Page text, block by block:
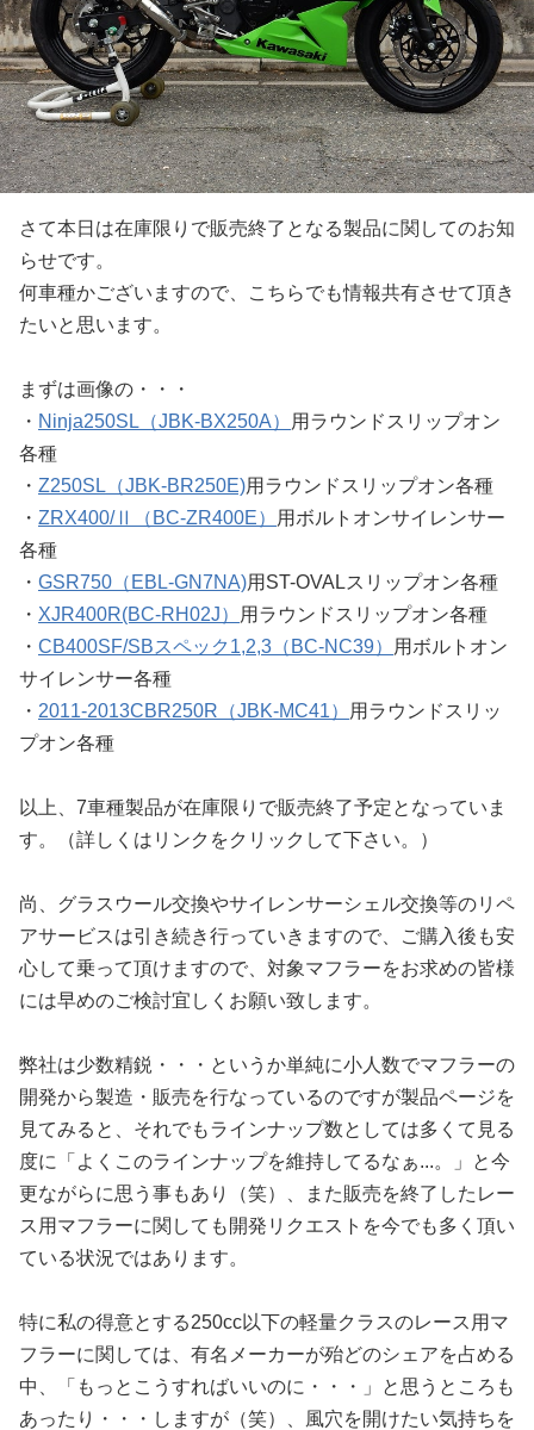
さて本日は在庫限りで販売終了となる製品に関してのお知
らせです。
何車種かございますので、こちらでも情報共有させて頂き
たいと思います。
まずは画像の・・・
・ Ninja250SL（JBK-BX250A）
用ラウンドスリップオン
各種
・ Z250SL（JBK-BR250E)用ラウンドスリップオン各種
・ ZRX400/Ⅱ（BC-ZR400E）
用ボルトオンサイレンサー
各種
・ GSR750（EBL-GN7NA)用ST-OVALスリップオン各種
・ XJR400R(BC-RH02J）
用ラウンドスリップオン各種
・ CB400SF/SBスペック1,2,3（BC-NC39）
用ボルトオン
サイレンサー各種
・ 2011-2013CBR250R（JBK-MC41）
用ラウンドスリッ
プオン各種
以上、7車種製品が在庫限りで販売終了予定となっていま
す。（詳しくはリンクをクリックして下さい。）
尚、グラスウール交換やサイレンサーシェル交換等のリペ
アサービスは引き続き行っていきますので、ご購入後も安
心して乗って頂けますので、対象マフラーをお求めの皆様
には早めのご検討宜しくお願い致します。
弊社は少数精鋭・・・というか単純に小人数でマフラーの
開発から製造・販売を行なっているのですが製品ページを
見てみると、それでもラインナップ数としては多くて見る
度に「よくこのラインナップを維持してるなぁ...。」と今
更ながらに思う事もあり（笑）、また販売を終了したレー
ス用マフラーに関しても開発リクエストを今でも多く頂い
ている状況ではあります。
特に私の得意とする250cc以下の軽量クラスのレース用マ
フラーに関しては、有名メーカーが殆どのシェアを占める
中、「もっとこうすればいいのに・・・」と思うところも
あったり・・・しますが（笑）、風穴を開けたい気持ちを